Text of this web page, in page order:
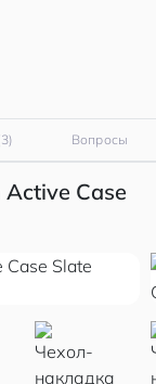
Вопросы
Case